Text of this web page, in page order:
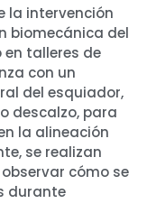
la intervención
biomecánica del
talleres de
con un
del esquiador,
descalzo, para
la alineación
se realizan
cómo se
durante